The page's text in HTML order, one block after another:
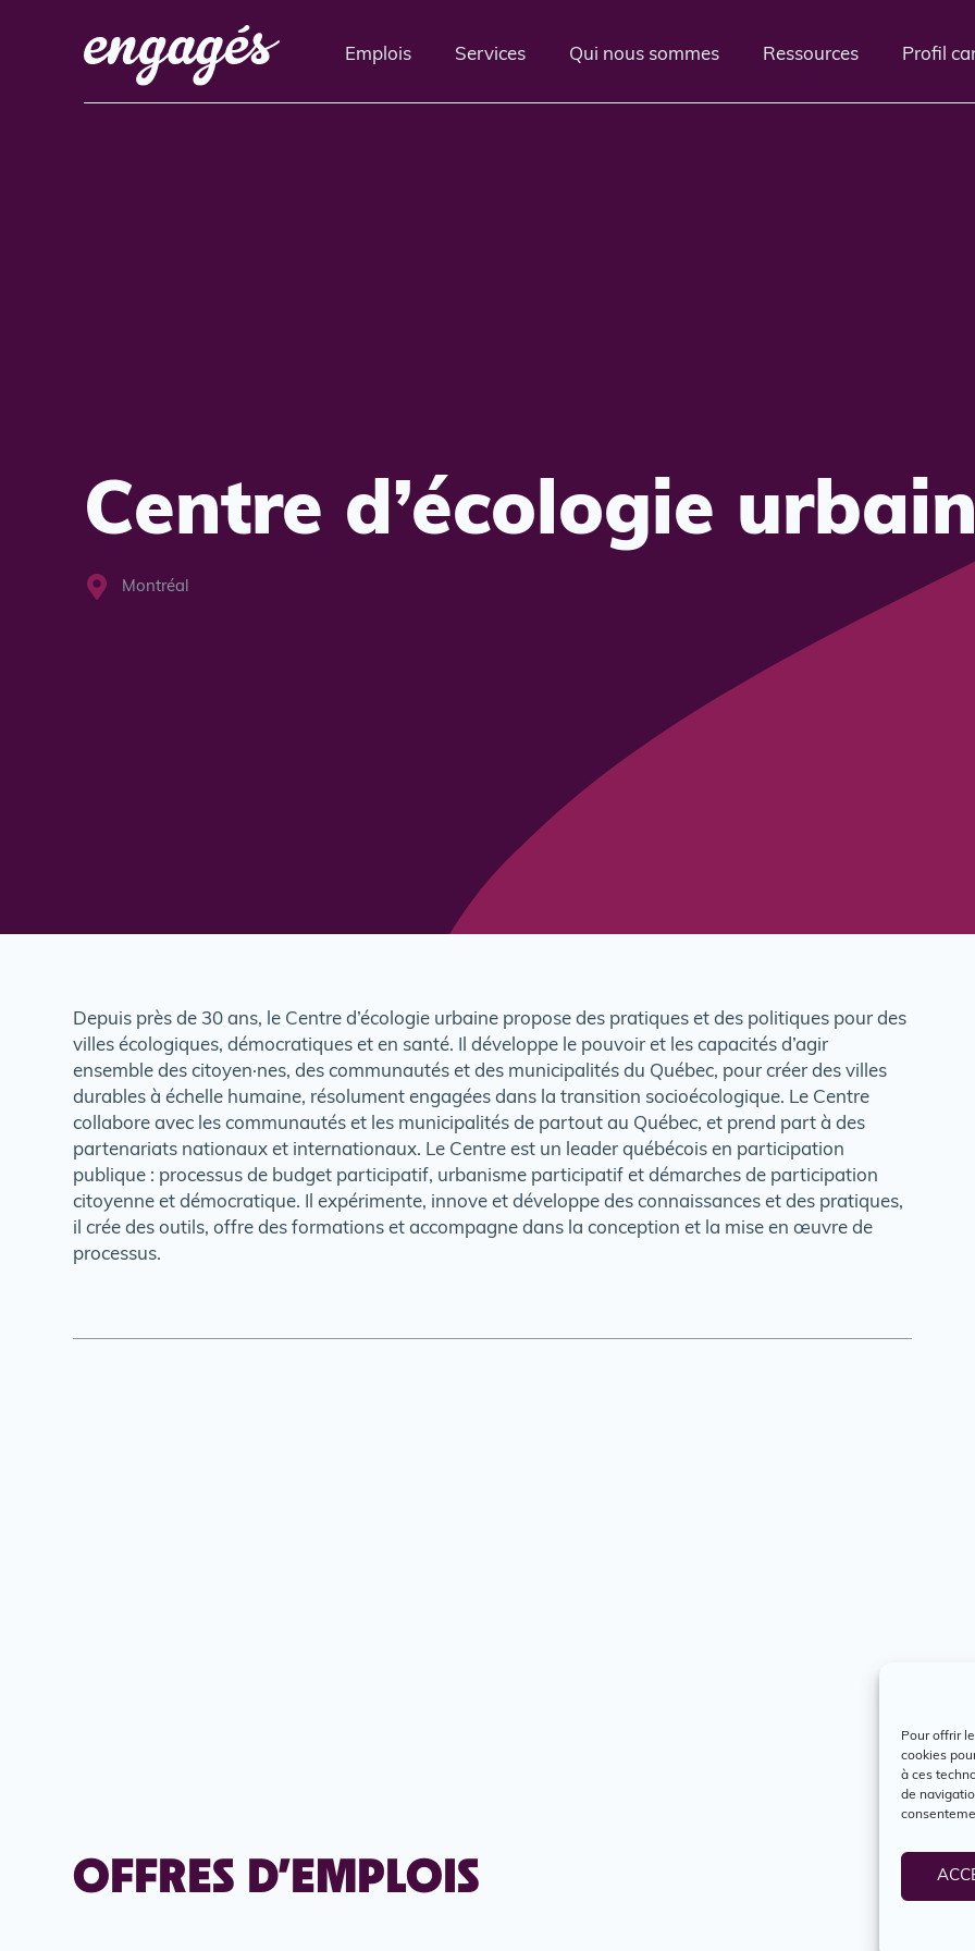
Pour offrir
cookies
à ces
de
Emplois Services Qui nous sommes Ressources Profil
Centre d’écologie
Montréal
Depuis près de 30 ans, le Centre d’écologie urbaine propose des pratiques et des politiques pour des
villes écologiques, démocratiques et en santé. Il développe le pouvoir et les capacités d’agir
ensemble des citoyen·nes, des communautés et des municipalités du Québec, pour créer des villes
durables à échelle humaine, résolument engagées dans la transition socioécologique. Le Centre
collabore avec les communautés et les municipalités de partout au Québec, et prend part à des
partenariats nationaux et internationaux. Le Centre est un leader québécois en participation
publique : processus de budget participatif, urbanisme participatif et démarches de participation
citoyenne et démocratique. Il expérimente, innove et développe des connaissances et des pratiques,
il crée des outils, offre des formations et accompagne dans la conception et la mise en œuvre de
processus.
OFFRES D’EMPLOIS